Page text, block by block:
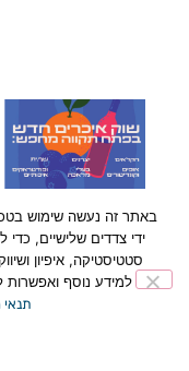
ידי צדדים שלישיים, כדי
סטטיסטיקה, איפיון
למידע נוסף
תנאי